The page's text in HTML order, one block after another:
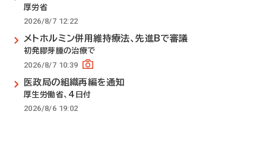
厚労省
2026/8/7 12:22
メトホルミン併用維持療法、先進Bで審議
初発膠芽腫の治療で
2026/8/7 10:39
医政局の組織再編を通知
厚生労働省、4日付
2026/8/6 19:02